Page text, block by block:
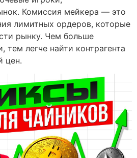
Комиссия мейкера — это
лимитных ордеров, которые
рынку. Чем больше
тем легче найти контрагента
цен.